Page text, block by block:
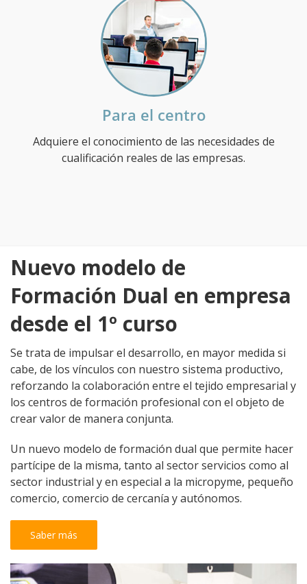
Para el centro
Adquiere el conocimiento de las necesidades de
cualificación reales de las empresas.
Nuevo modelo de
Formación Dual en empresa
desde el 1º curso
Se trata de impulsar el desarrollo, en mayor medida si
cabe, de los vínculos con nuestro sistema productivo,
reforzando la colaboración entre el tejido empresarial y
los centros de formación profesional con el objeto de
crear valor de manera conjunta.
Un nuevo modelo de formación dual que permite hacer
partícipe de la misma, tanto al sector servicios como al
sector industrial y en especial a la micropyme, pequeño
comercio, comercio de cercanía y autónomos.
Saber más